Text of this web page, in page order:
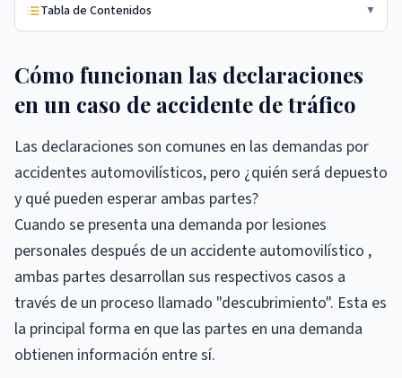
Tabla de Contenidos ▼
Cómo funcionan las declaraciones
en un caso de accidente de tráfico
Las declaraciones son comunes en las demandas por
accidentes automovilísticos, pero ¿quién será depuesto
y qué pueden esperar ambas partes?
Cuando se presenta una demanda por lesiones
personales después de un accidente automovilístico ,
ambas partes desarrollan sus respectivos casos a
través de un proceso llamado "descubrimiento". Esta es
la principal forma en que las partes en una demanda
obtienen información entre sí.